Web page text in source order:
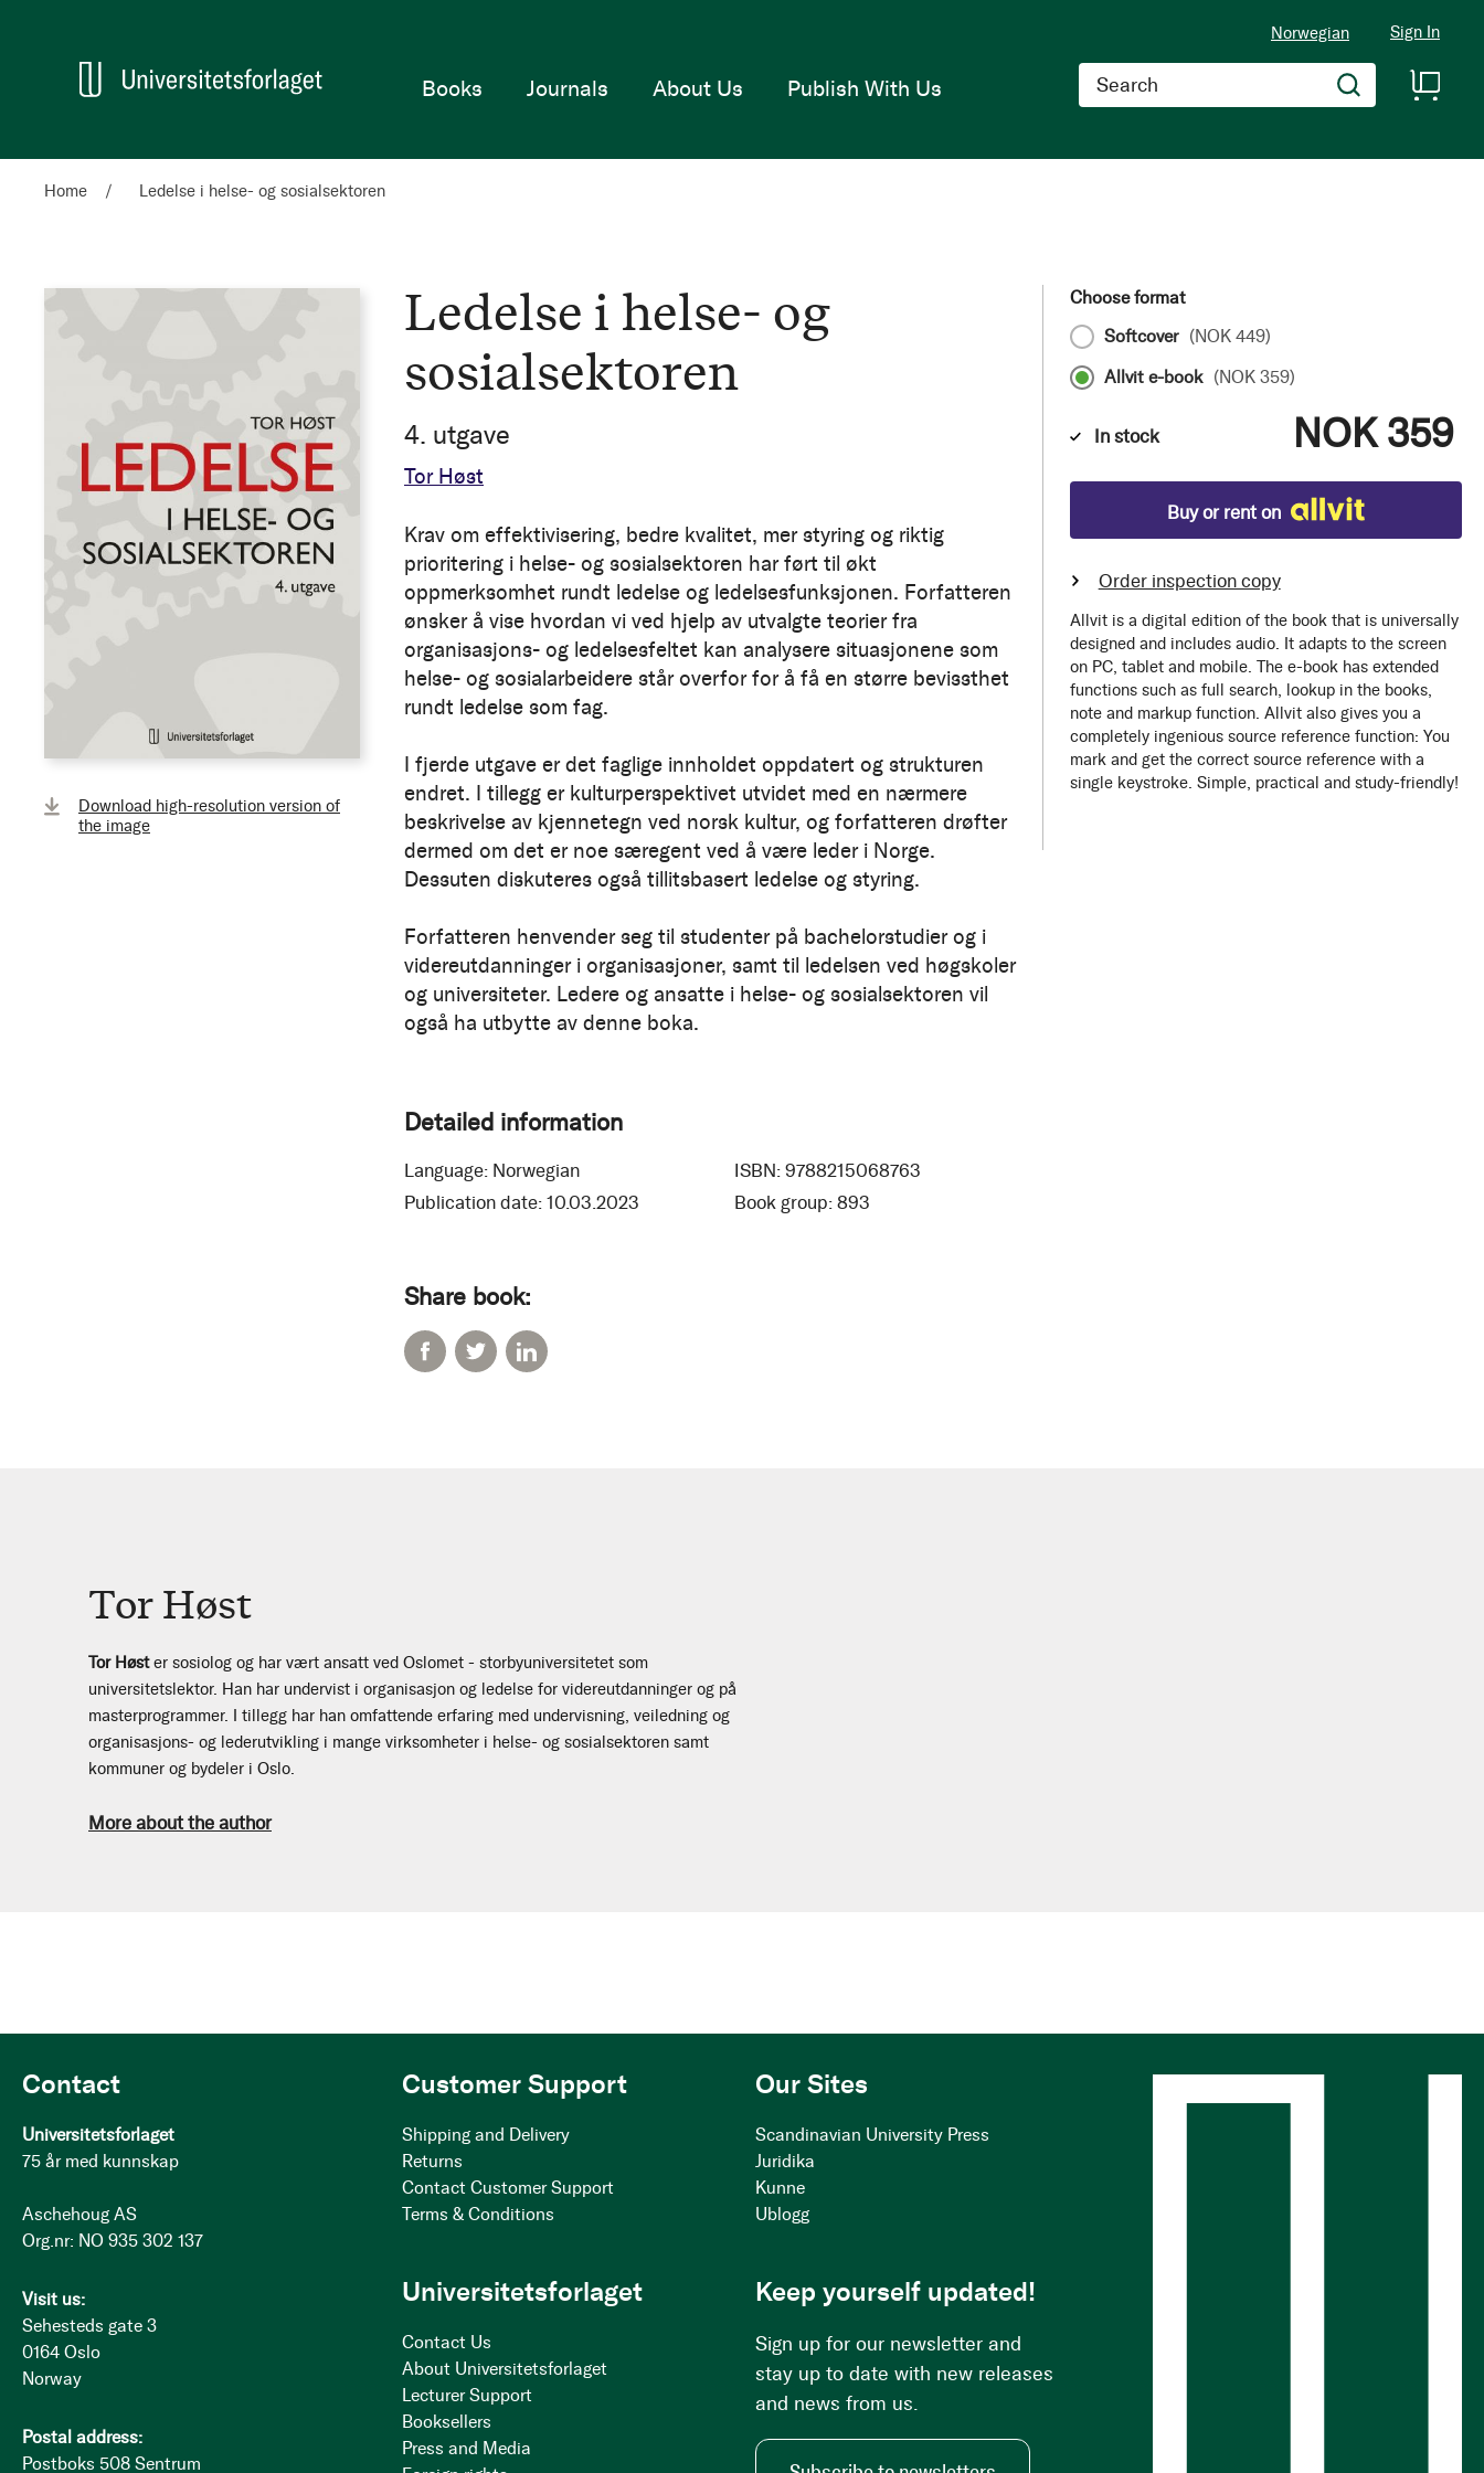
Norwegian Sign In
Search
Home
Books Journals About Us Publish With Us
Home Ledelse i helse- og sosialsektoren
Download high-resolution version of
the image
Ledelse i helse- og
sosialsektoren
4. utgave
Tor Høst
Krav om effektivisering, bedre kvalitet, mer styring og riktig
prioritering i helse- og sosialsektoren har ført til økt
oppmerksomhet rundt ledelse og ledelsesfunksjonen. Forfatteren
ønsker å vise hvordan vi ved hjelp av utvalgte teorier fra
organisasjons- og ledelsesfeltet kan analysere situasjonene som
helse- og sosialarbeidere står overfor for å få en større bevissthet
rundt ledelse som fag.
I fjerde utgave er det faglige innholdet oppdatert og strukturen
endret. I tillegg er kulturperspektivet utvidet med en nærmere
beskrivelse av kjennetegn ved norsk kultur, og forfatteren drøfter
dermed om det er noe særegent ved å være leder i Norge.
Dessuten diskuteres også tillitsbasert ledelse og styring.
Forfatteren henvender seg til studenter på bachelorstudier og i
videreutdanninger i organisasjoner, samt til ledelsen ved høgskoler
og universiteter. Ledere og ansatte i helse- og sosialsektoren vil
også ha utbytte av denne boka.
Detailed information
Language: Norwegian ISBN: 9788215068763
Publication date: 10.03.2023 Book group: 893
Share book:
Choose format
Softcover (NOK 449)
Allvit e-book (NOK 359)
In stock NOK 359
Buy or rent on
Order inspection copy
Allvit is a digital edition of the book that is universally
designed and includes audio. It adapts to the screen
on PC, tablet and mobile. The e-book has extended
functions such as full search, lookup in the books,
note and markup function. Allvit also gives you a
completely ingenious source reference function: You
mark and get the correct source reference with a
single keystroke. Simple, practical and study-friendly!
Tor Høst
Tor Høster sosiolog og har vært ansatt ved Oslomet - storbyuniversitetet som
universitetslektor. Han har undervist i organisasjon og ledelse for videreutdanninger og på
masterprogrammer. I tillegg har han omfattende erfaring med undervisning, veiledning og
organisasjons- og lederutvikling i mange virksomheter i helse- og sosialsektoren samt
kommuner og bydeler i Oslo.
More about the author
Contact
Universitetsforlaget
75 år med kunnskap
Aschehoug AS
Org.nr: NO 935 302 137
Visit us:
Sehesteds gate 3
0164 Oslo
Norway
Postal address:
Postboks 508 Sentrum
Customer Support
Shipping and Delivery
Returns
Contact Customer Support
Terms & Conditions
Our Sites
Scandinavian University Press
Juridika
Kunne
Ublogg
Universitetsforlaget
Contact Us
About Universitetsforlaget
Lecturer Support
Booksellers
Press and Media
Keep yourself updated!
Sign up for our newsletter and
stay up to date with new releases
and news from us.